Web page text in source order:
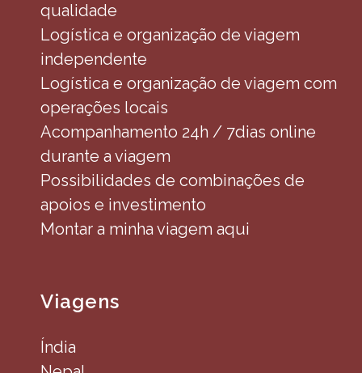
qualidade
Logística e organização de viagem
independente
Logística e organização de viagem com
operações locais
Acompanhamento 24h / 7dias online
durante a viagem
Possibilidades de combinações de
apoios e investimento
Montar a minha viagem aqui
Viagens
Índia